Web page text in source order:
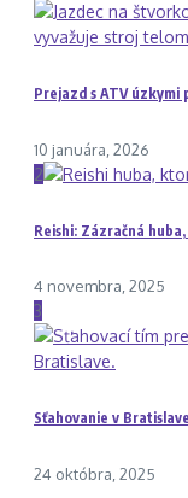
Prejazd s ATV úzkymi
10 januára, 2026
2
Reishi: Zázračná
4 novembra, 2025
3
Sťahovanie v
24 októbra, 2025